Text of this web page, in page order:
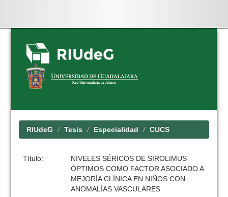
Skip
navigation
RIUdeG Tesis Especialidad CUCS
Título:
NIVELES SÉRICOS DE SIROLIMUS
ÓPTIMOS COMO FACTOR ASOCIADO A
MEJORÍA CLÍNICA EN NIÑOS CON
ANOMALÍAS VASCULARES